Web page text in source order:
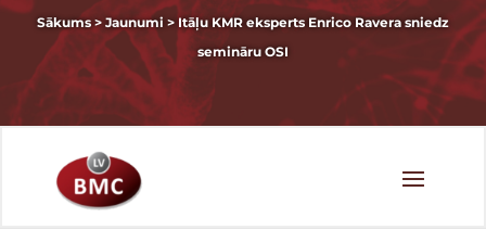
Sākums > Jaunumi > Itāļu KMR eksperts Enrico Ravera sniedz
semināru OSI